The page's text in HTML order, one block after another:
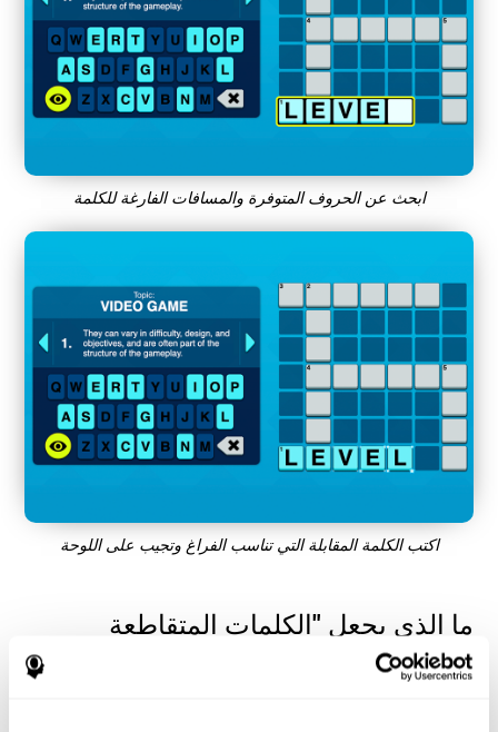
ابحث عن الحروف المتوفرة والمسافات الفارغة للكلمة
اكتب الكلمة المقابلة التي تناسب الفراغ وتجيب على اللوحة
ما الذي يجعل "الكلمات المتقاطعة
الصغيرة" شائعة جدًا؟ - تاريخ